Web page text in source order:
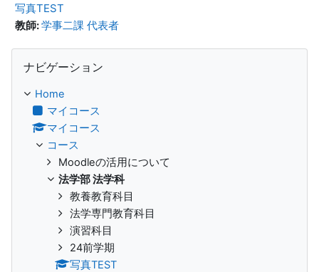
写真TEST
教師:学事二課 代表者
ナビゲーション
Home
マイコース
マイコース
コース
Moodleの活用について
法学部 法学科
教養教育科目
法学専門教育科目
演習科目
24前学期
写真TEST